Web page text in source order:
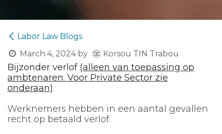
Labor Law Blogs
March 4, 2024 by Korsou TIN Trabou
Bijzonder verlof (alleen van toepassing op
ambtenaren. Voor Private Sector zie
onderaan)
Werknemers hebben in een aantal gevallen
recht op betaald verlof.